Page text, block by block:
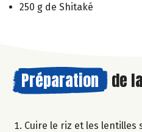
250 g de Shitaké
Préparation de la
Cuire le riz et les lentilles